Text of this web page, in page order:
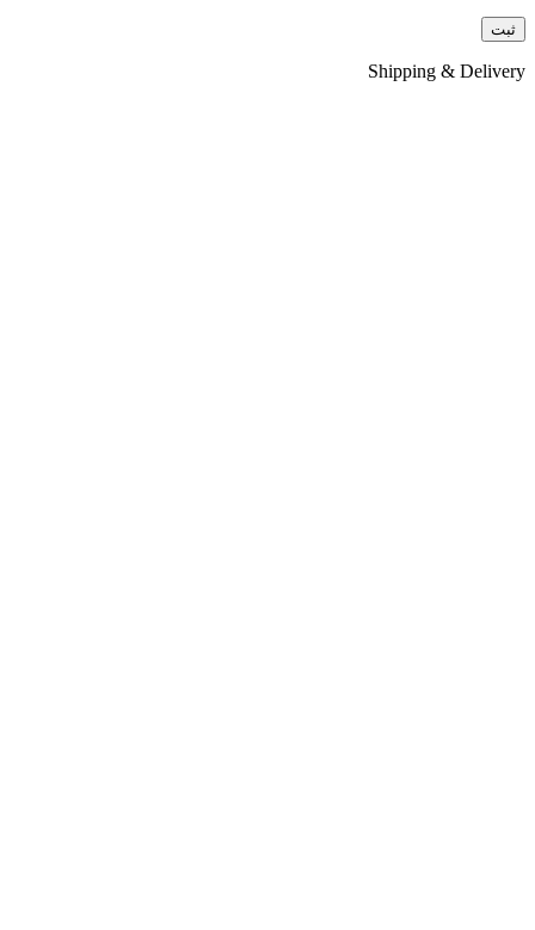
Shipping & Delivery